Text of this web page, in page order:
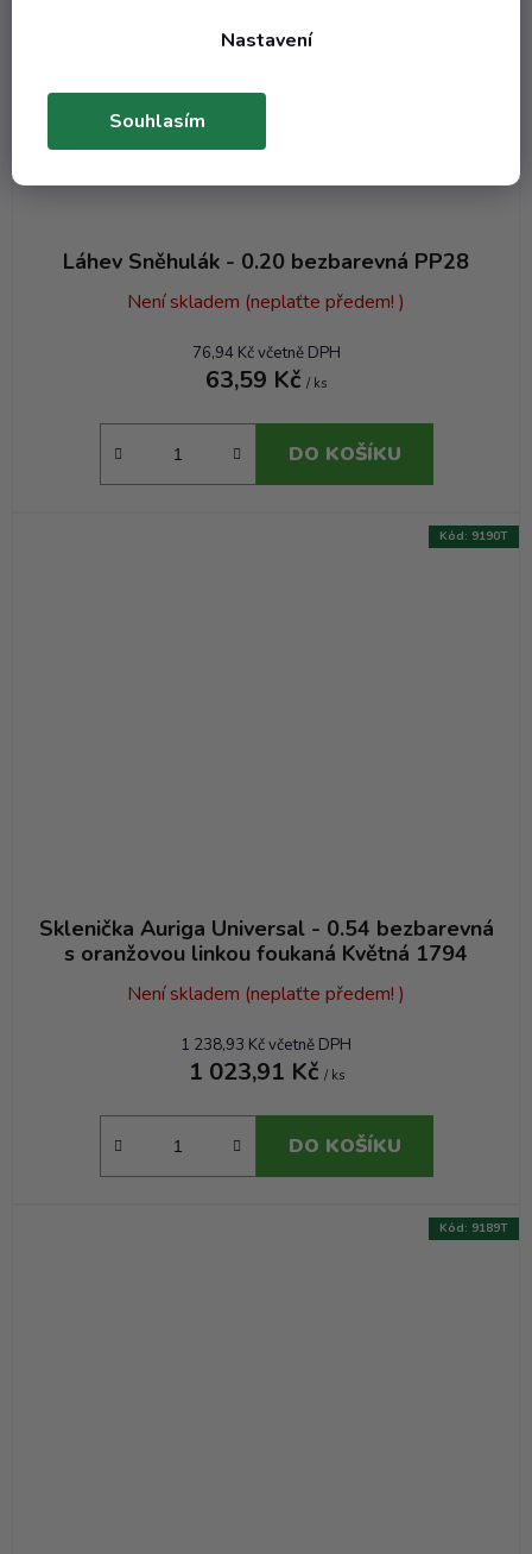
Nastavení
Souhlasím
Láhev Sněhulák - 0.20 bezbarevná PP28
Není skladem (neplaťte předem! )
76,94 Kč včetně DPH
63,59 Kč / ks
DO KOŠÍKU
Sklenička Auriga Universal - 0.54 bezbarevná
s oranžovou linkou foukaná Květná 1794
Není skladem (neplaťte předem! )
1 238,93 Kč včetně DPH
1 023,91 Kč / ks
DO KOŠÍKU
Kód: 9190T
Kód: 9189T